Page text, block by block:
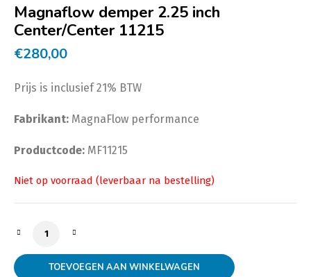
Magnaflow demper 2.25 inch
Center/Center 11215
€280,00
Prijs is inclusief 21% BTW
Fabrikant: MagnaFlow performance
Productcode: MF11215
Magnaflow demper 2.25 inch Center/Center 11215
TOEVOEGEN AAN WINKELWAGEN